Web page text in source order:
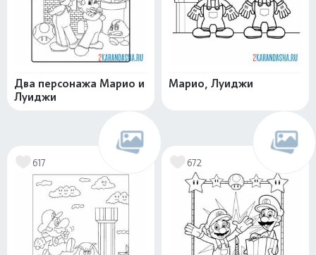
Два персонажа Марио и
Луиджи
Марио, Луиджи
617 672